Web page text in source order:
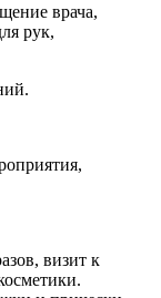
врача,
рук,
визит к